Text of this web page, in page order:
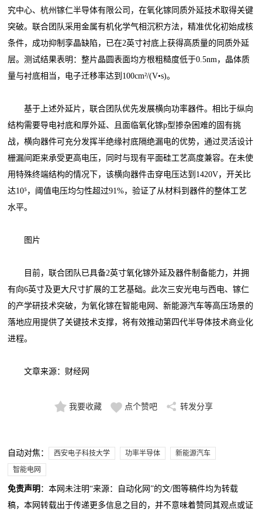
究中心、杭州镓仁半导体有限公司，在氧化镓同质外延技术取得关键
突破。联合团队采用金属有机化学气相沉积方法，精准优化初始成核
条件，成功抑制孪晶缺陷，已在2英寸衬底上获得高质量的同质外延
层。测试结果表明：整片晶圆表面均方根粗糙度低于0.5nm，晶体质
量与衬底相当，电子迁移率达到100cm²/(V•s)。
基于上述外延片，联合团队优先发展横向功率器件。相比于纵向
结构需要导电衬底和厚外延、且面临氧化镓p型掺杂困难的固有挑
战，横向器件可充分发挥半绝缘衬底隔绝漏电的优势，通过灵活设计
栅漏间距来承受更高电压，同时与现有平面硅工艺高度兼容。在未使
用特殊终端结构的情况下，该横向器件击穿电压达到1420V，开关比
达10⁵，阈值电压均匀性超过91%，验证了从材料到器件的整体工艺
水平。
图片
目前，联合团队已具备2英寸氧化镓外延及器件制备能力，并拥
有向6英寸及更大尺寸扩展的工艺基础。此次三安光电与西电、镓仁
的产学研技术突破，为氧化镓在智能电网、新能源汽车等高压场景的
落地应用提供了关键技术支撑，将有效推动第四代半导体技术商业化
进程。
文章来源：财经网
我要收藏 点个赞吧 转发分享
自动对焦： 西安电子科技大学 功率半导体
新能源汽车
智能电网
免责声明 ：本网未注明“来源：自动化网”的文/图等稿件均为转载
稿，本网转载出于传递更多信息之目的，并不意味着赞同其观点或证